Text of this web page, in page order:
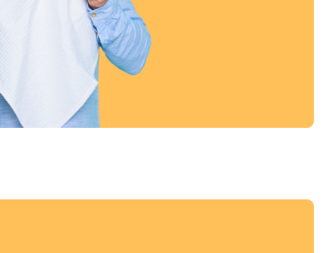
מסעדות ובתי קפה